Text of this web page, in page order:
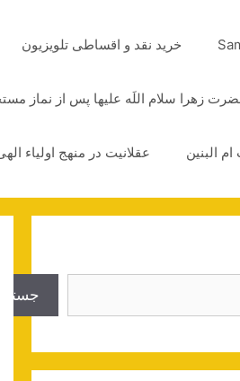
خرید نقد و اقساطی تلویزیون
زهرا سلام اللَه علیها پس از نماز
البنین عقلانیت در منهج اولیاء
جستجو